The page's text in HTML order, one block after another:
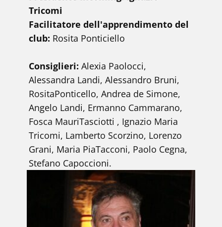
Tricomi
Facilitatore dell'apprendimento del
club: Rosita Ponticiello
Consiglieri: Alexia Paolocci,
Alessandra Landi, Alessandro Bruni,
RositaPonticello, Andrea de Simone,
Angelo Landi, Ermanno Cammarano,
Fosca MauriTasciotti , Ignazio Maria
Tricomi, Lamberto Scorzino, Lorenzo
Grani, Maria PiaTacconi, Paolo Cegna,
Stefano Capoccioni.